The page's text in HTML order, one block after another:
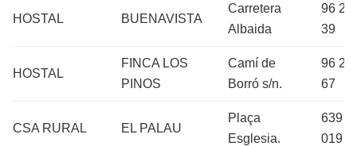
HOSTAL BUENAVISTA
Carretera
Albaida
96
39
HOSTAL
FINCA LOS
PINOS
Camí de
Borró s/n.
96
67
CSA RURAL EL PALAU
Plaça
Esglesia.
639
019